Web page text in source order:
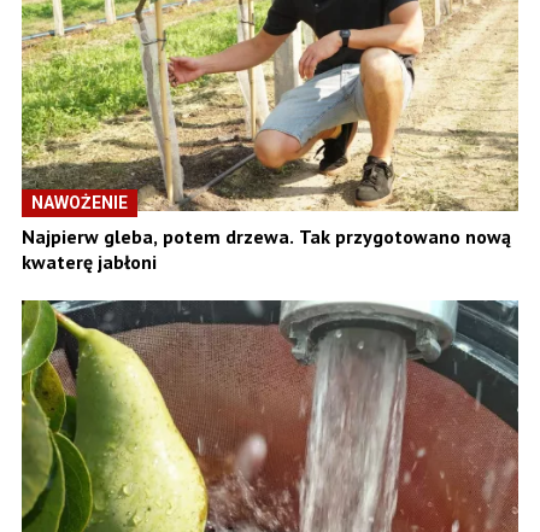
NAWOŻENIE
Najpierw gleba, potem drzewa. Tak przygotowano nową
kwaterę jabłoni